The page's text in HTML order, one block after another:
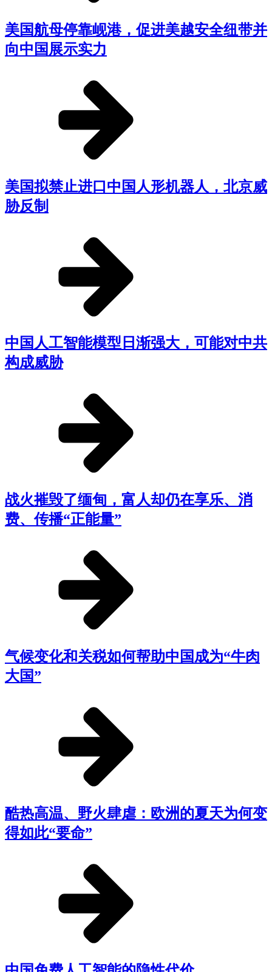
美国航母停靠岘港，促进美越安全纽带并
向中国展示实力
美国拟禁止进口中国人形机器人，北京威
胁反制
中国人工智能模型日渐强大，可能对中共
构成威胁
战火摧毁了缅甸，富人却仍在享乐、消
费、传播“正能量”
气候变化和关税如何帮助中国成为“牛肉
大国”
酷热高温、野火肆虐：欧洲的夏天为何变
得如此“要命”